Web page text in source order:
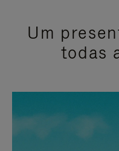
Um
todas